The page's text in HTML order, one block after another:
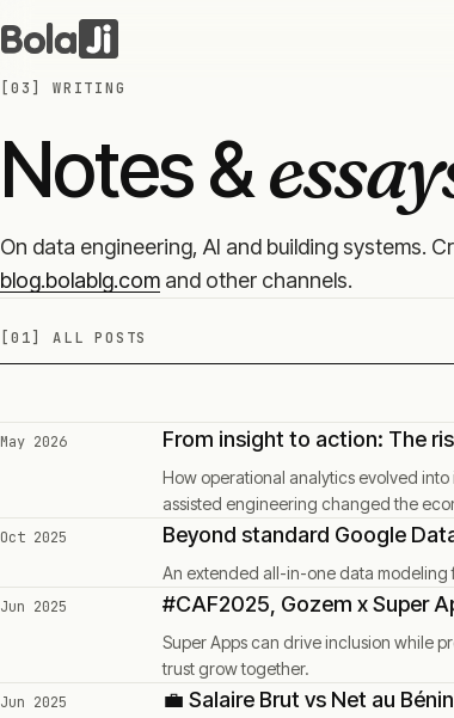
[03] WRITING
Notes &
On data engineering, AI and building systems.
blog.bolablg.com and other channels.
[01] ALL POSTS
May 2026 From insight to action: The
How operational analytics evolved
assisted engineering changed the
Oct 2025 Beyond standard Google
An extended all-in-one data modeling
Jun 2025 #CAF2025, Gozem x Super
Super Apps can drive inclusion while
trust grow together.
Jun 2025 💼 Salaire Brut vs Net au